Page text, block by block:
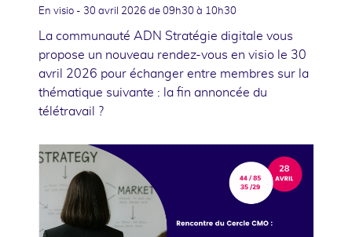
En visio - 30 avril 2026 de 09h30 à 10h30
La communauté ADN Stratégie digitale vous
propose un nouveau rendez-vous en visio le 30
avril 2026 pour échanger entre membres sur la
thématique suivante : la fin annoncée du
télétravail ?